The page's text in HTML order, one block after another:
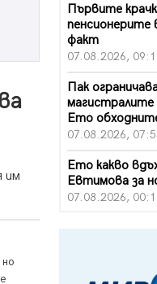
им
Първите
пенсионерите
факт
07.08.2026,
Пак
магистралите
Ето
07.08.2026,
Ето какво
Евтимова за
07.08.2026,